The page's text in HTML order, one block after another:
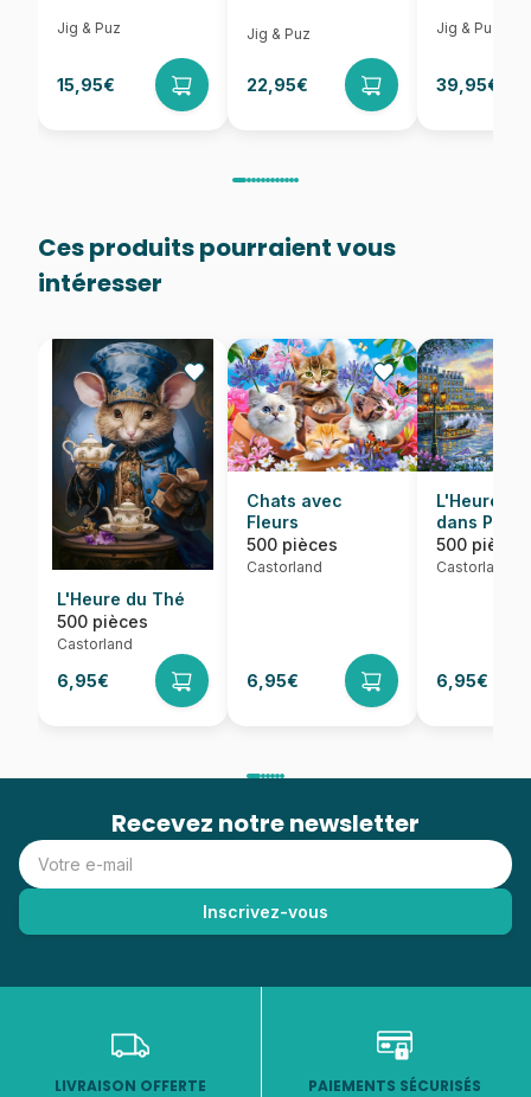
Jig & Puz
15,95€
Jig & Puz
22,95€
Jig & Puz
39,95€
Ces produits pourraient vous
intéresser
L'Heure du Thé
500 pièces
Castorland
6,95€
Chats avec
Fleurs
500 pièces
Castorland
6,95€
L'Heure du
dans Paris
500 pièces
Castorland
6,95€
Recevez notre newsletter
LIVRAISON OFFERTE
PAIEMENTS SÉCURISÉS